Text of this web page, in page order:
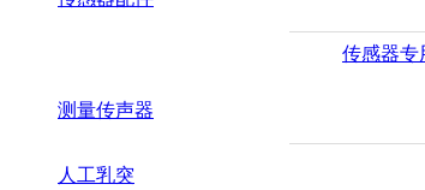
传感器专
测量传声器
人工乳突